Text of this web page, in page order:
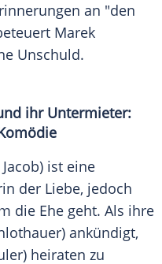
an "den
Marek
Unschuld.
ihr Untermieter:
) ist eine
der Liebe, jedoch
die Ehe geht. Als ihre
) ankündigt,
) heiraten zu